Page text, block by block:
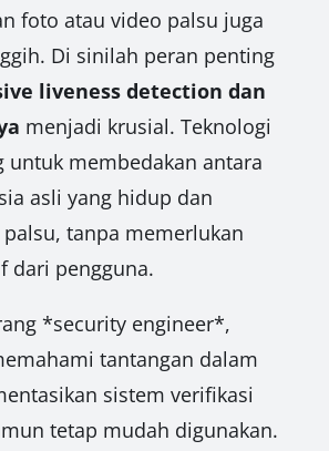
foto atau video palsu juga
Di sinilah peran penting
liveness detection dan
menjadi krusial. Teknologi
untuk membedakan antara
asli yang hidup dan
tanpa memerlukan
dari pengguna.
*security engineer*,
tantangan dalam
sistem verifikasi
tetap mudah digunakan.